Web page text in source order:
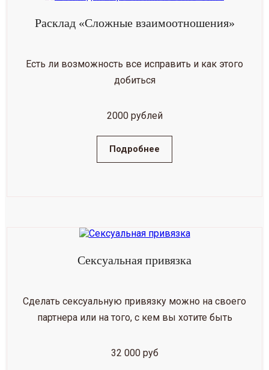
Расклад «Сложные взаимоотношения»
Есть ли возможность все исправить и как этого
добиться
2000 рублей
Подробнее
Сексуальная привязка
Сделать сексуальную привязку можно на своего
партнера или на того, с кем вы хотите быть
32 000 руб